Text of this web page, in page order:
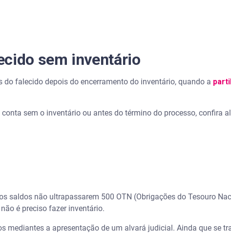
sem inventário
falecido depois do encerramento do inventário, quando a
sem o inventário ou antes do término do processo, confira
saldos não ultrapassarem 500 OTN (Obrigações do Tesouro
é preciso fazer inventário.
mediantes a apresentação de um alvará judicial. Ainda que se